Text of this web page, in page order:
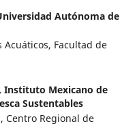
Autónoma de
Acuáticos, Facultad de
Instituto Mexicano de
Sustentables
Centro Regional de